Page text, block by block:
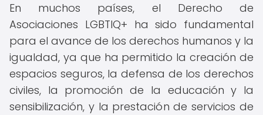
En muchos países, el Derecho de
Asociaciones LGBTIQ+ ha sido fundamental
para el avance de los derechos humanos y la
igualdad, ya que ha permitido la creación de
espacios seguros, la defensa de los derechos
civiles, la promoción de la educación y la
sensibilización, y la prestación de servicios de